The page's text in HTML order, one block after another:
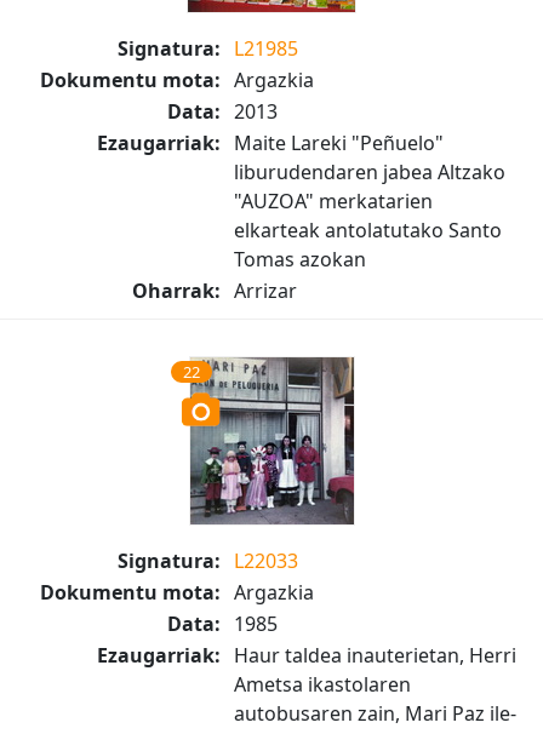
Signatura: L21985
Dokumentu mota: Argazkia
Data: 2013
Ezaugarriak: Maite Lareki "Peñuelo"
liburudendaren jabea Altzako
"AUZOA" merkatarien
elkarteak antolatutako Santo
Tomas azokan
Oharrak: Arrizar
22
Signatura: L22033
Dokumentu mota: Argazkia
Data: 1985
Ezaugarriak: Haur taldea inauterietan, Herri
Ametsa ikastolaren
autobusaren zain, Mari Paz ile-